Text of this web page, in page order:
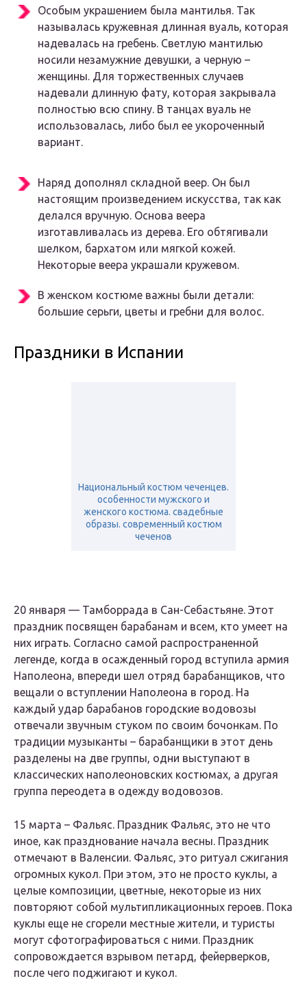
Особым украшением была мантилья. Так
называлась кружевная длинная вуаль, которая
надевалась на гребень. Светлую мантилью
носили незамужние девушки, а черную –
женщины. Для торжественных случаев
надевали длинную фату, которая закрывала
полностью всю спину. В танцах вуаль не
использовалась, либо был ее укороченный
вариант.
Наряд дополнял складной веер. Он был
настоящим произведением искусства, так как
делался вручную. Основа веера
изготавливалась из дерева. Его обтягивали
шелком, бархатом или мягкой кожей.
Некоторые веера украшали кружевом.
В женском костюме важны были детали:
большие серьги, цветы и гребни для волос.
Праздники в Испании
Национальный костюм чеченцев.
особенности мужского и
женского костюма. свадебные
образы. современный костюм
чеченов
20 января — Тамборрада в Сан-Себастьяне. Этот
праздник посвящен барабанам и всем, кто умеет на
них играть. Согласно самой распространенной
легенде, когда в осажденный город вступила армия
Наполеона, впереди шел отряд барабанщиков, что
вещали о вступлении Наполеона в город. На
каждый удар барабанов городские водовозы
отвечали звучным стуком по своим бочонкам. По
традиции музыканты – барабанщики в этот день
разделены на две группы, одни выступают в
классических наполеоновских костюмах, а другая
группа переодета в одежду водовозов.
15 марта – Фальяс. Праздник Фальяс, это не что
иное, как празднование начала весны. Праздник
отмечают в Валенсии. Фальяс, это ритуал сжигания
огромных кукол. При этом, это не просто куклы, а
целые композиции, цветные, некоторые из них
повторяют собой мультипликационных героев. Пока
куклы еще не сгорели местные жители, и туристы
могут сфотографироваться с ними. Праздник
сопровождается взрывом петард, фейерверков,
после чего поджигают и кукол.